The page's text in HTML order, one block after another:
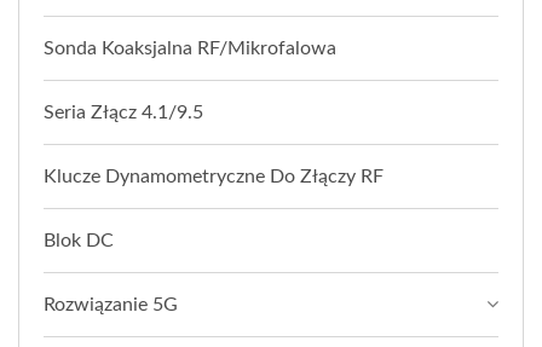
Sonda Koaksjalna RF/Mikrofalowa
Seria Złącz 4.1/9.5
Klucze Dynamometryczne Do Złączy RF
Blok DC
Rozwiązanie 5G